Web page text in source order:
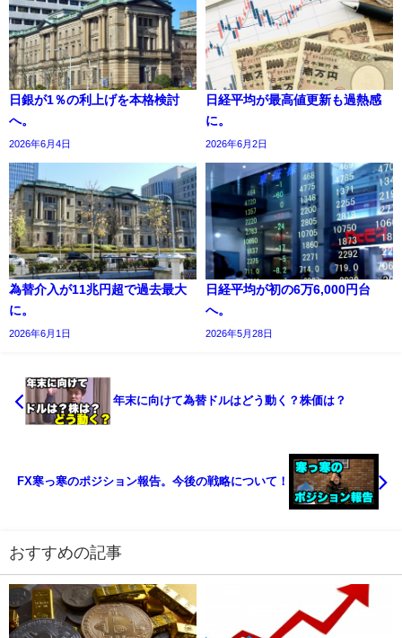
日銀が1％の利上げを本格検討
へ。
2026年6月4日
日経平均が最高値更新も過熱感
に。
2026年6月2日
為替介入が11兆円超で過去最大
に。
2026年6月1日
日経平均が初の6万6,000円台
へ。
2026年5月28日
年末に向けて為替ドルはどう動く？株価は？
FX寒っ寒のポジション報告。今後の戦略について！
おすすめの記事